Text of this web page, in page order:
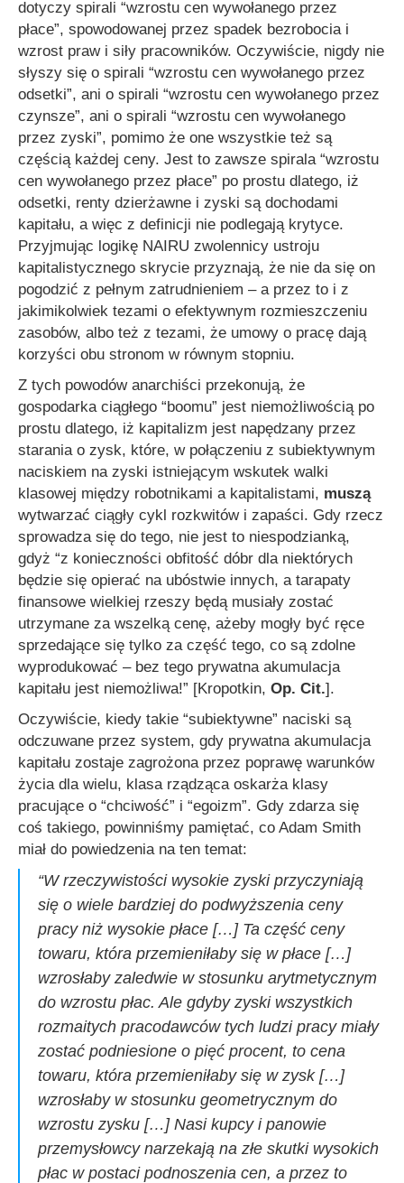
dotyczy spirali “wzrostu cen wywołanego przez
płace”, spowodowanej przez spadek bezrobocia i
wzrost praw i siły pracowników. Oczywiście, nigdy nie
słyszy się o spirali “wzrostu cen wywołanego przez
odsetki”, ani o spirali “wzrostu cen wywołanego przez
czynsze”, ani o spirali “wzrostu cen wywołanego
przez zyski”, pomimo że one wszystkie też są
częścią każdej ceny. Jest to zawsze spirala “wzrostu
cen wywołanego przez płace” po prostu dlatego, iż
odsetki, renty dzierżawne i zyski są dochodami
kapitału, a więc z definicji nie podlegają krytyce.
Przyjmując logikę NAIRU zwolennicy ustroju
kapitalistycznego skrycie przyznają, że nie da się on
pogodzić z pełnym zatrudnieniem – a przez to i z
jakimikolwiek tezami o efektywnym rozmieszczeniu
zasobów, albo też z tezami, że umowy o pracę dają
korzyści obu stronom w równym stopniu.
Z tych powodów anarchiści przekonują, że
gospodarka ciągłego “boomu” jest niemożliwością po
prostu dlatego, iż kapitalizm jest napędzany przez
starania o zysk, które, w połączeniu z subiektywnym
naciskiem na zyski istniejącym wskutek walki
klasowej między robotnikami a kapitalistami, muszą
wytwarzać ciągły cykl rozkwitów i zapaści. Gdy rzecz
sprowadza się do tego, nie jest to niespodzianką,
gdyż “z konieczności obfitość dóbr dla niektórych
będzie się opierać na ubóstwie innych, a tarapaty
finansowe wielkiej rzeszy będą musiały zostać
utrzymane za wszelką cenę, ażeby mogły być ręce
sprzedające się tylko za część tego, co są zdolne
wyprodukować – bez tego prywatna akumulacja
kapitału jest niemożliwa!” [Kropotkin, Op. Cit.].
Oczywiście, kiedy takie “subiektywne” naciski są
odczuwane przez system, gdy prywatna akumulacja
kapitału zostaje zagrożona przez poprawę warunków
życia dla wielu, klasa rządząca oskarża klasy
pracujące o “chciwość” i “egoizm”. Gdy zdarza się
coś takiego, powinniśmy pamiętać, co Adam Smith
miał do powiedzenia na ten temat:
“W rzeczywistości wysokie zyski przyczyniają
się o wiele bardziej do podwyższenia ceny
pracy niż wysokie płace […] Ta część ceny
towaru, która przemieniłaby się w płace […]
wzrosłaby zaledwie w stosunku arytmetycznym
do wzrostu płac. Ale gdyby zyski wszystkich
rozmaitych pracodawców tych ludzi pracy miały
zostać podniesione o pięć procent, to cena
towaru, która przemieniłaby się w zysk […]
wzrosłaby w stosunku geometrycznym do
wzrostu zysku […] Nasi kupcy i panowie
przemysłowcy narzekają na złe skutki wysokich
płac w postaci podnoszenia cen, a przez to